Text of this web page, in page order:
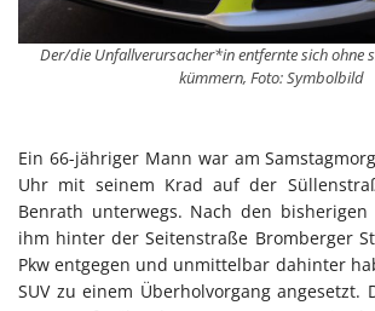
Der/die Unfallverursacher*in entfernte sich ohne
kümmern, Foto: Symbolbild
Ein 66-jähriger Mann war am
Uhr mit seinem Krad auf der
Benrath unterwegs. Nach den bisherigen
ihm hinter der Seitenstraße Bromberger
Pkw entgegen und unmittelbar dahinter
SUV zu einem Überholvorgang angesetzt.